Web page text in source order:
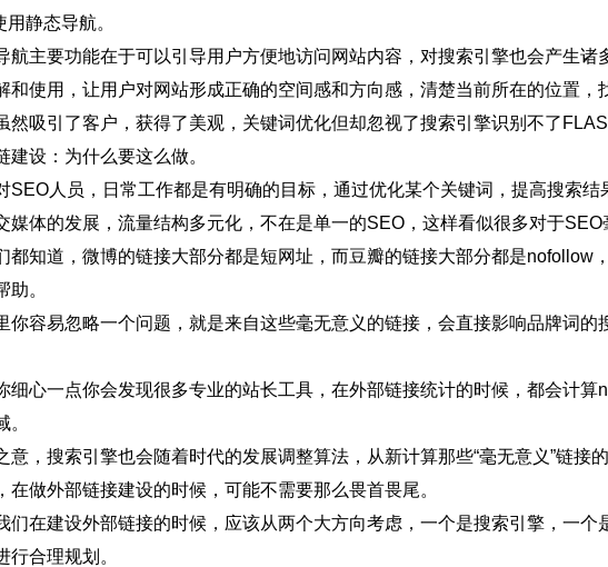
静态导航。
航主要功能在于可以引导用户方便地访问网站内容，对搜索引擎也会产生
和使用，让用户对网站形成正确的空间感和方向感，清楚当前所在的位置
然吸引了客户，获得了美观，关键词优化但却忽视了搜索引擎识别不了
设：为什么要这么做。
人员，日常工作都是有明确的目标，通过优化某个关键词，提高搜索
媒体的发展，流量结构多元化，不在是单一的SEO，这样看似很多对于SEO
知道，微博的链接大部分都是短网址，而豆瓣的链接大部分都是nofollow
助。
你容易忽略一个问题，就是来自这些毫无意义的链接，会直接影响品牌词
细心一点你会发现很多专业的站长工具，在外部链接统计的时候，都会计
。
意，搜索引擎也会随着时代的发展调整算法，从新计算那些“毫无意义”链接的
在做外部链接建设的时候，可能不需要那么畏首畏尾。
们在建设外部链接的时候，应该从两个大方向考虑，一个是搜索引擎，一
行合理规划。